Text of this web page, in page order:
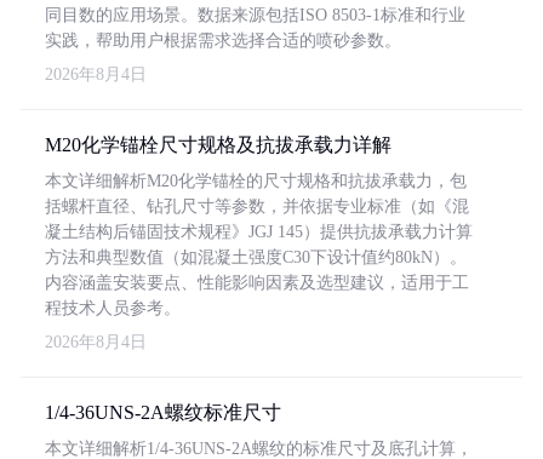
同目数的应用场景。数据来源包括ISO 8503-1标准和行业
实践，帮助用户根据需求选择合适的喷砂参数。
2026年8月4日
M20化学锚栓尺寸规格及抗拔承载力详解
本文详细解析M20化学锚栓的尺寸规格和抗拔承载力，包
括螺杆直径、钻孔尺寸等参数，并依据专业标准（如《混
凝土结构后锚固技术规程》JGJ 145）提供抗拔承载力计算
方法和典型数值（如混凝土强度C30下设计值约80kN）。
内容涵盖安装要点、性能影响因素及选型建议，适用于工
程技术人员参考。
2026年8月4日
1/4-36UNS-2A螺纹标准尺寸
本文详细解析1/4-36UNS-2A螺纹的标准尺寸及底孔计算，